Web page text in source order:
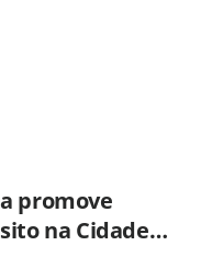
promove
na Cidade